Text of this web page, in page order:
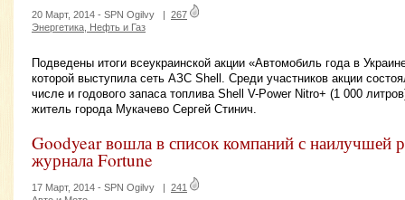
20 Март, 2014 - SPN Ogilvy
267
Энергетика, Нефть и Газ
Подведены итоги всеукраинской акции «Автомобиль года в
которой выступила сеть АЗС Shell. Среди участников акции
числе и годового запаса топлива Shell V-Power Nitro+ (1 000
житель города Мукачево Сергей Стинич.
Goodyear вошла в список компаний с наилучшей
журнала Fortune
17 Март, 2014 - SPN Ogilvy | 241